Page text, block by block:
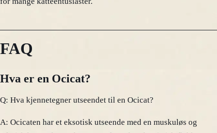
FAQ
Hva er en Ocicat?
Q: Hva kjennetegner utseendet til en Ocicat?
A: Ocicaten har et eksotisk utseende med en muskuløs og